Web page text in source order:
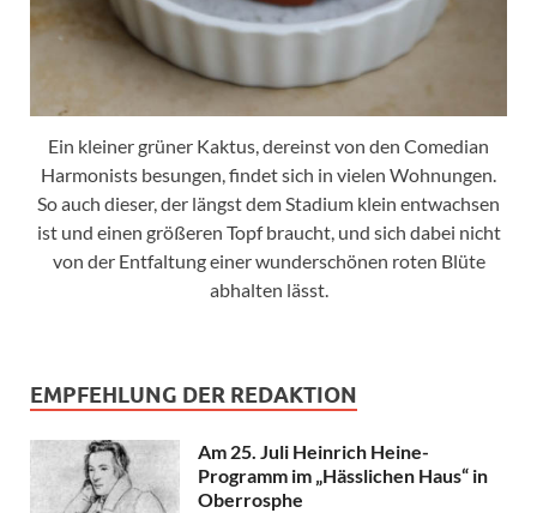
Ein kleiner grüner Kaktus, dereinst von den Comedian
Harmonists besungen, findet sich in vielen Wohnungen.
So auch dieser, der längst dem Stadium klein entwachsen
ist und einen größeren Topf braucht, und sich dabei nicht
von der Entfaltung einer wunderschönen roten Blüte
abhalten lässt.
EMPFEHLUNG DER REDAKTION
Am 25. Juli Heinrich Heine-
Programm im „Hässlichen Haus“ in
Oberrosphe